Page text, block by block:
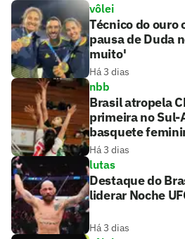
vôlei
Técnico do
pausa de Duda
muito'
Há 3 dias
nbb
Brasil atropela
primeira no Sul-
basquete
Há 3 dias
lutas
Destaque do
liderar Noche
Há 3 dias